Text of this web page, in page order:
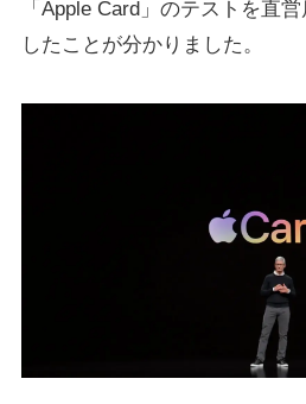
「Apple Card」のテストを直
したことが分かりました。